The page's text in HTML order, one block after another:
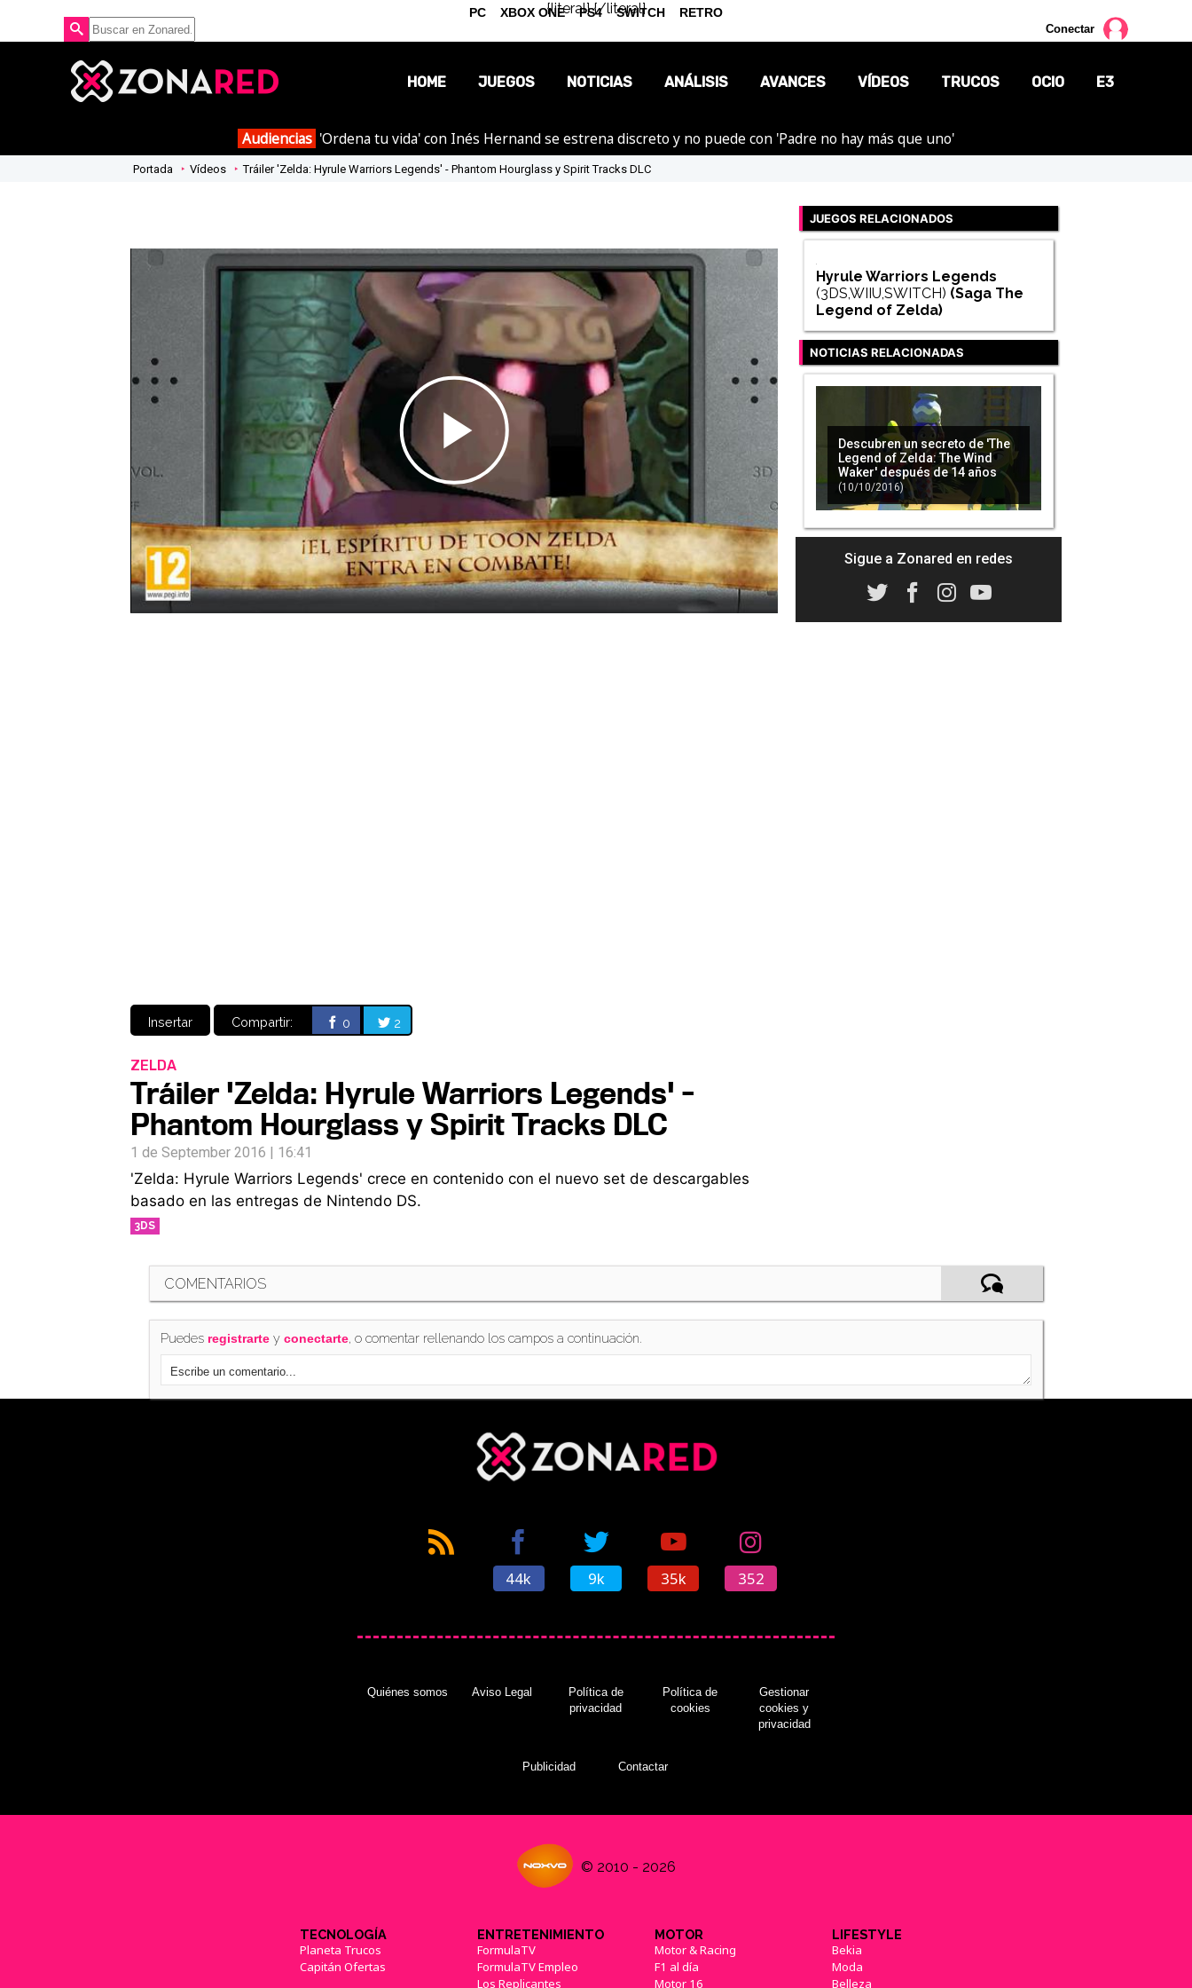
{literal}{/literal}
Conectar
HOME JUEGOS NOTICIAS
OPINIÓN
ANÁLISIS AVANCES VÍDEOS TRUCOS OCIO E3
Audiencias 'Ordena tu vida' con Inés Hernand se estrena discreto y no puede con 'Padre no hay más que uno'
Portada Vídeos Tráiler 'Zelda: Hyrule Warriors Legends' - Phantom Hourglass y Spirit Tracks DLC
Play
Video
Insertar Compartir: 0 2
ZELDA
Tráiler 'Zelda: Hyrule Warriors Legends' -
Phantom Hourglass y Spirit Tracks DLC
1 de September 2016 | 16:41
'Zelda: Hyrule Warriors Legends' crece en contenido con el nuevo set de descargables
basado en las entregas de Nintendo DS.
3DS
JUEGOS RELACIONADOS
Hyrule Warriors Legends
(3DS,WIIU,SWITCH) (Saga The
Legend of Zelda)
NOTICIAS RELACIONADAS
Descubren un secreto de 'The
Legend of Zelda: The Wind
Waker' después de 14 años
(10/10/2016)
Sigue a Zonared en redes
COMENTARIOS
Puedes registrartey conectarte, o comentar rellenando los campos a continuación.
PC XBOX ONE PS4 SWITCH RETRO
44k 9k 35k 352
Quiénes somos Aviso Legal
Política de
privacidad
Política de
cookies
Gestionar
cookies y
privacidad
Publicidad Contactar
© 2010 - 2026
TECNOLOGÍA
Planeta Trucos
Capitán Ofertas
ENTRETENIMIENTO
FormulaTV
FormulaTV Empleo
Los Replicantes
MOTOR
Motor & Racing
F1 al día
Motor 16
LIFESTYLE
Bekia
Moda
Belleza